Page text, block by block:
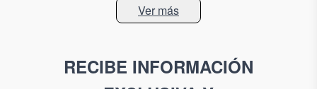
Ver más
RECIBE INFORMACIÓN